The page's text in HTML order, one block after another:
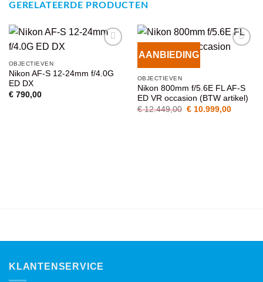
GERELATEERDE PRODUCTEN
WENSENLIJST
OBJECTIEVEN
Nikon AF-S 12-24mm f/4.0G
ED DX
€790,00
AANBIEDINGVOEG TOE
OBJECTIEVEN
Nikon 800mm f/5.6E FL AF-S
ED VR occasion (BTW artikel)
€12.449,00 Oorspronkelijke
€10.999,00Huidige
KLANTENSERVICE